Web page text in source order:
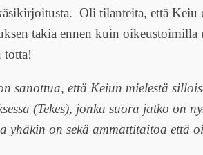
Oli tilanteita, että Keiu
takia ennen kuin
totta!
sanottua, että Keiun mielestä
(Tekes), jonka suora jatko on
yhäkin on sekä ammattitaitoa että